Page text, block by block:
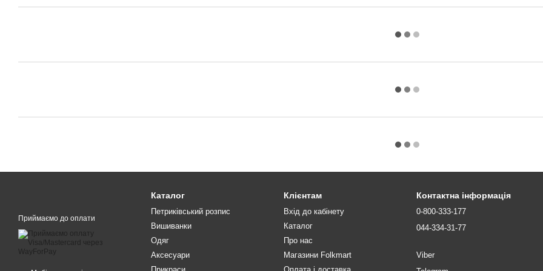
Приймаємо до оплати
Каталог
Петриківський розпис
Вишиванки
Одяг
Аксесуари
Клієнтам
Вхід до кабінету
Каталог
Про нас
Магазини Folkmart
Контактна інформація
0-800-333-177
044-334-31-77
Viber